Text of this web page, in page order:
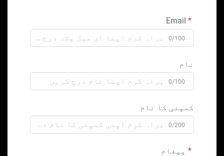
0/100
نام
0/100
کمپنی کا نام
0/200
پیغام